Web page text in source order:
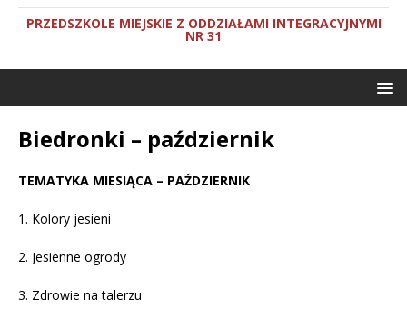
PRZEDSZKOLE MIEJSKIE Z ODDZIAŁAMI INTEGRACYJNYMI
NR 31
Biedronki – październik
TEMATYKA MIESIĄCA – PAŹDZIERNIK
1. Kolory jesieni
2. Jesienne ogrody
3. Zdrowie na talerzu